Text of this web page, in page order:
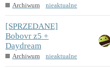
Archiwum nieaktualne
[SPRZEDANE]
Bobovr z5 +
Daydream
Archiwum nieaktualne